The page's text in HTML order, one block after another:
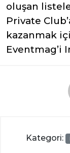
oluşan
Private
kazanmak
Eventmag’i
Kategori: